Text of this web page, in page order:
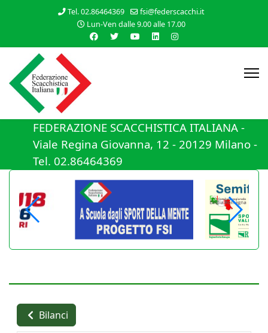
Tel. 02.86464369
fsi@federscacchi.it
Lun-Ven dalle 9.00 alle 17.00
FEDERAZIONE SCACCHISTICA ITALIANA -
Viale Regina Giovanna, 12 - 20129 Milano -
Tel. 02.86464369
Bilanci